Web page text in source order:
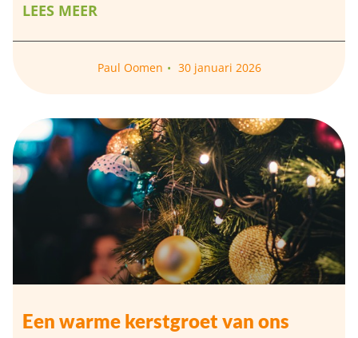
LEES MEER
Paul Oomen 30 januari 2026
Een warme kerstgroet van ons